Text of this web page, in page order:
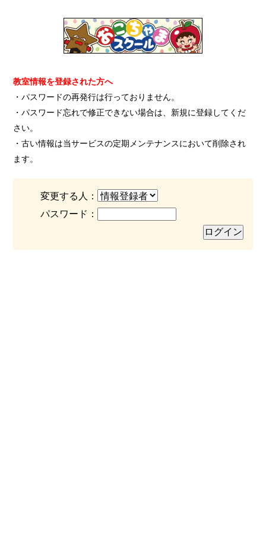
教室情報を登録された方へ
・パスワードの再発行は行っておりません。
・パスワード忘れで修正できない場合は、新規に登録してくだ
さい。
・古い情報は当サービスの定期メンテナンスにおいて削除され
ます。
変更する人：
パスワード：